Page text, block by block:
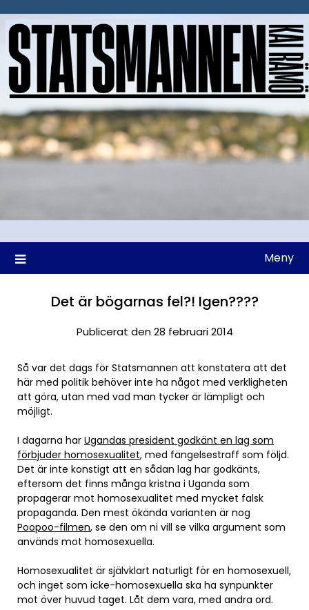
till
Meny
Det är bögarnas fel?! Igen????
Publicerat den 28 februari 2014
Så var det dags för Statsmannen att konstatera att det
här med politik behöver inte ha något med verkligheten
att göra, utan med vad man tycker är lämpligt och
möjligt.
I dagarna har Ugandas president godkänt en lag som
förbjuder homosexualitet, med fängelsestraff som följd.
Det är inte konstigt att en sådan lag har godkänts,
eftersom det finns många kristna i Uganda som
propagerar mot homosexualitet med mycket falsk
propaganda. Den mest ökända varianten är nog
Poopoo-filmen, se den om ni vill se vilka argument som
används mot homosexuella.
Homosexualitet är självklart naturligt för en homosexuell,
och inget som icke-homosexuella ska ha synpunkter
mot över huvud taget. Låt dem vara, med andra ord.